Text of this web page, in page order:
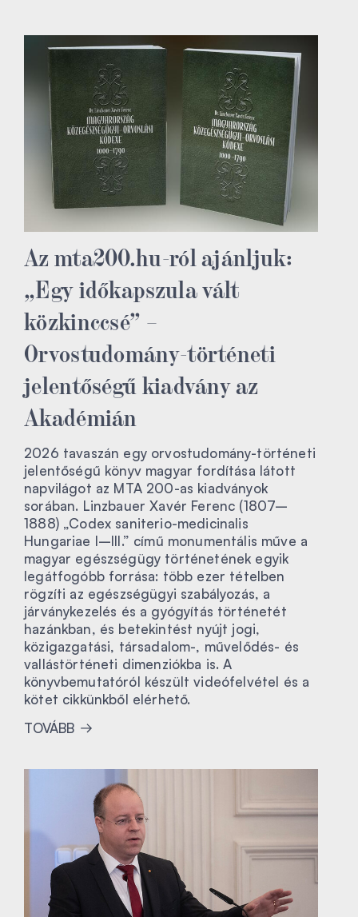
Az mta200.hu-ról ajánljuk:
„Egy időkapszula vált
közkinccsé” –
Orvostudomány-történeti
jelentőségű kiadvány az
Akadémián
2026 tavaszán egy orvostudomány-történeti
jelentőségű könyv magyar fordítása látott
napvilágot az MTA 200-as kiadványok
sorában. Linzbauer Xavér Ferenc (1807–
1888) „Codex saniterio-medicinalis
Hungariae I–III.” című monumentális műve a
magyar egészségügy történetének egyik
legátfogóbb forrása: több ezer tételben
rögzíti az egészségügyi szabályozás, a
járványkezelés és a gyógyítás történetét
hazánkban, és betekintést nyújt jogi,
közigazgatási, társadalom-, művelődés- és
vallástörténeti dimenziókba is. A
könyvbemutatóról készült videófelvétel és a
kötet cikkünkből elérhető.
TOVÁBB